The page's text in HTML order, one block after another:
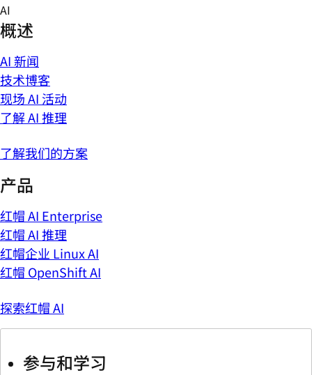
Skip
to
content
AI
概述
AI 新闻
技术博客
现场 AI 活动
了解 AI 推理
了解我们的方案
产品
红帽 AI Enterprise
红帽 AI 推理
红帽企业 Linux AI
红帽 OpenShift AI
探索红帽 AI
参与和学习